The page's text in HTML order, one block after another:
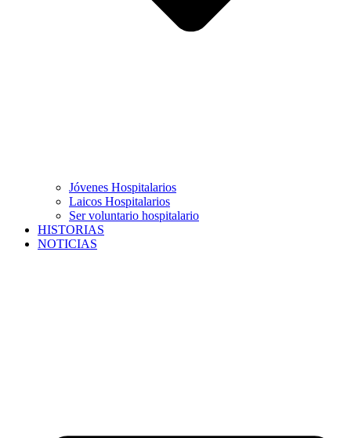
Jóvenes Hospitalarios
Laicos Hospitalarios
Ser voluntario hospitalario
HISTORIAS
NOTICIAS